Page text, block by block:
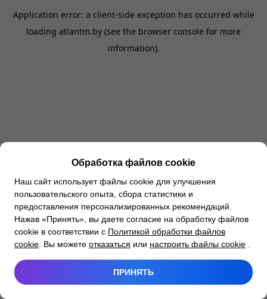
Application error: a client-side exception has occurred while
loading atlantm.by (see the browser console for more
information).
Обработка файлов cookie
Наш сайт использует файлы cookie для улучшения
пользовательского опыта, сбора статистики и
предоставления персонализированных рекомендаций.
Нажав «Принять», вы даете согласие на обработку файлов
cookie в соответствии с Политикой обработки файлов
cookie . Вы можете отказаться или настроить файлы cookie
ПРИНЯТЬ